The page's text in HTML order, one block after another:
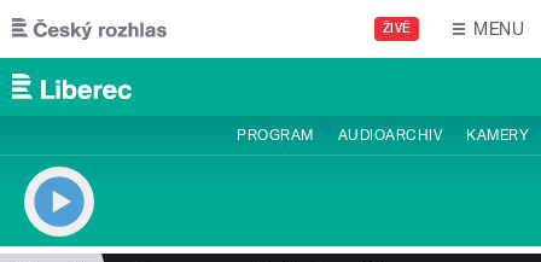
Přejít k hlavnímu obsahu
ŽIVĚ MENU
PROGRAM AUDIOARCHIV KAMERY